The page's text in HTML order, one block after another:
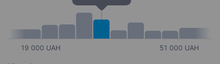
19 000 UAH 51 000 UAH